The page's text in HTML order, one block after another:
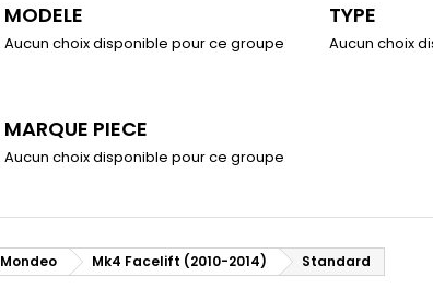
MODELE
Aucun choix disponible pour ce groupe
TYPE
Aucun choix
MARQUE PIECE
Aucun choix disponible pour ce groupe
Mondeo Mk4 Facelift (2010-2014) Standard